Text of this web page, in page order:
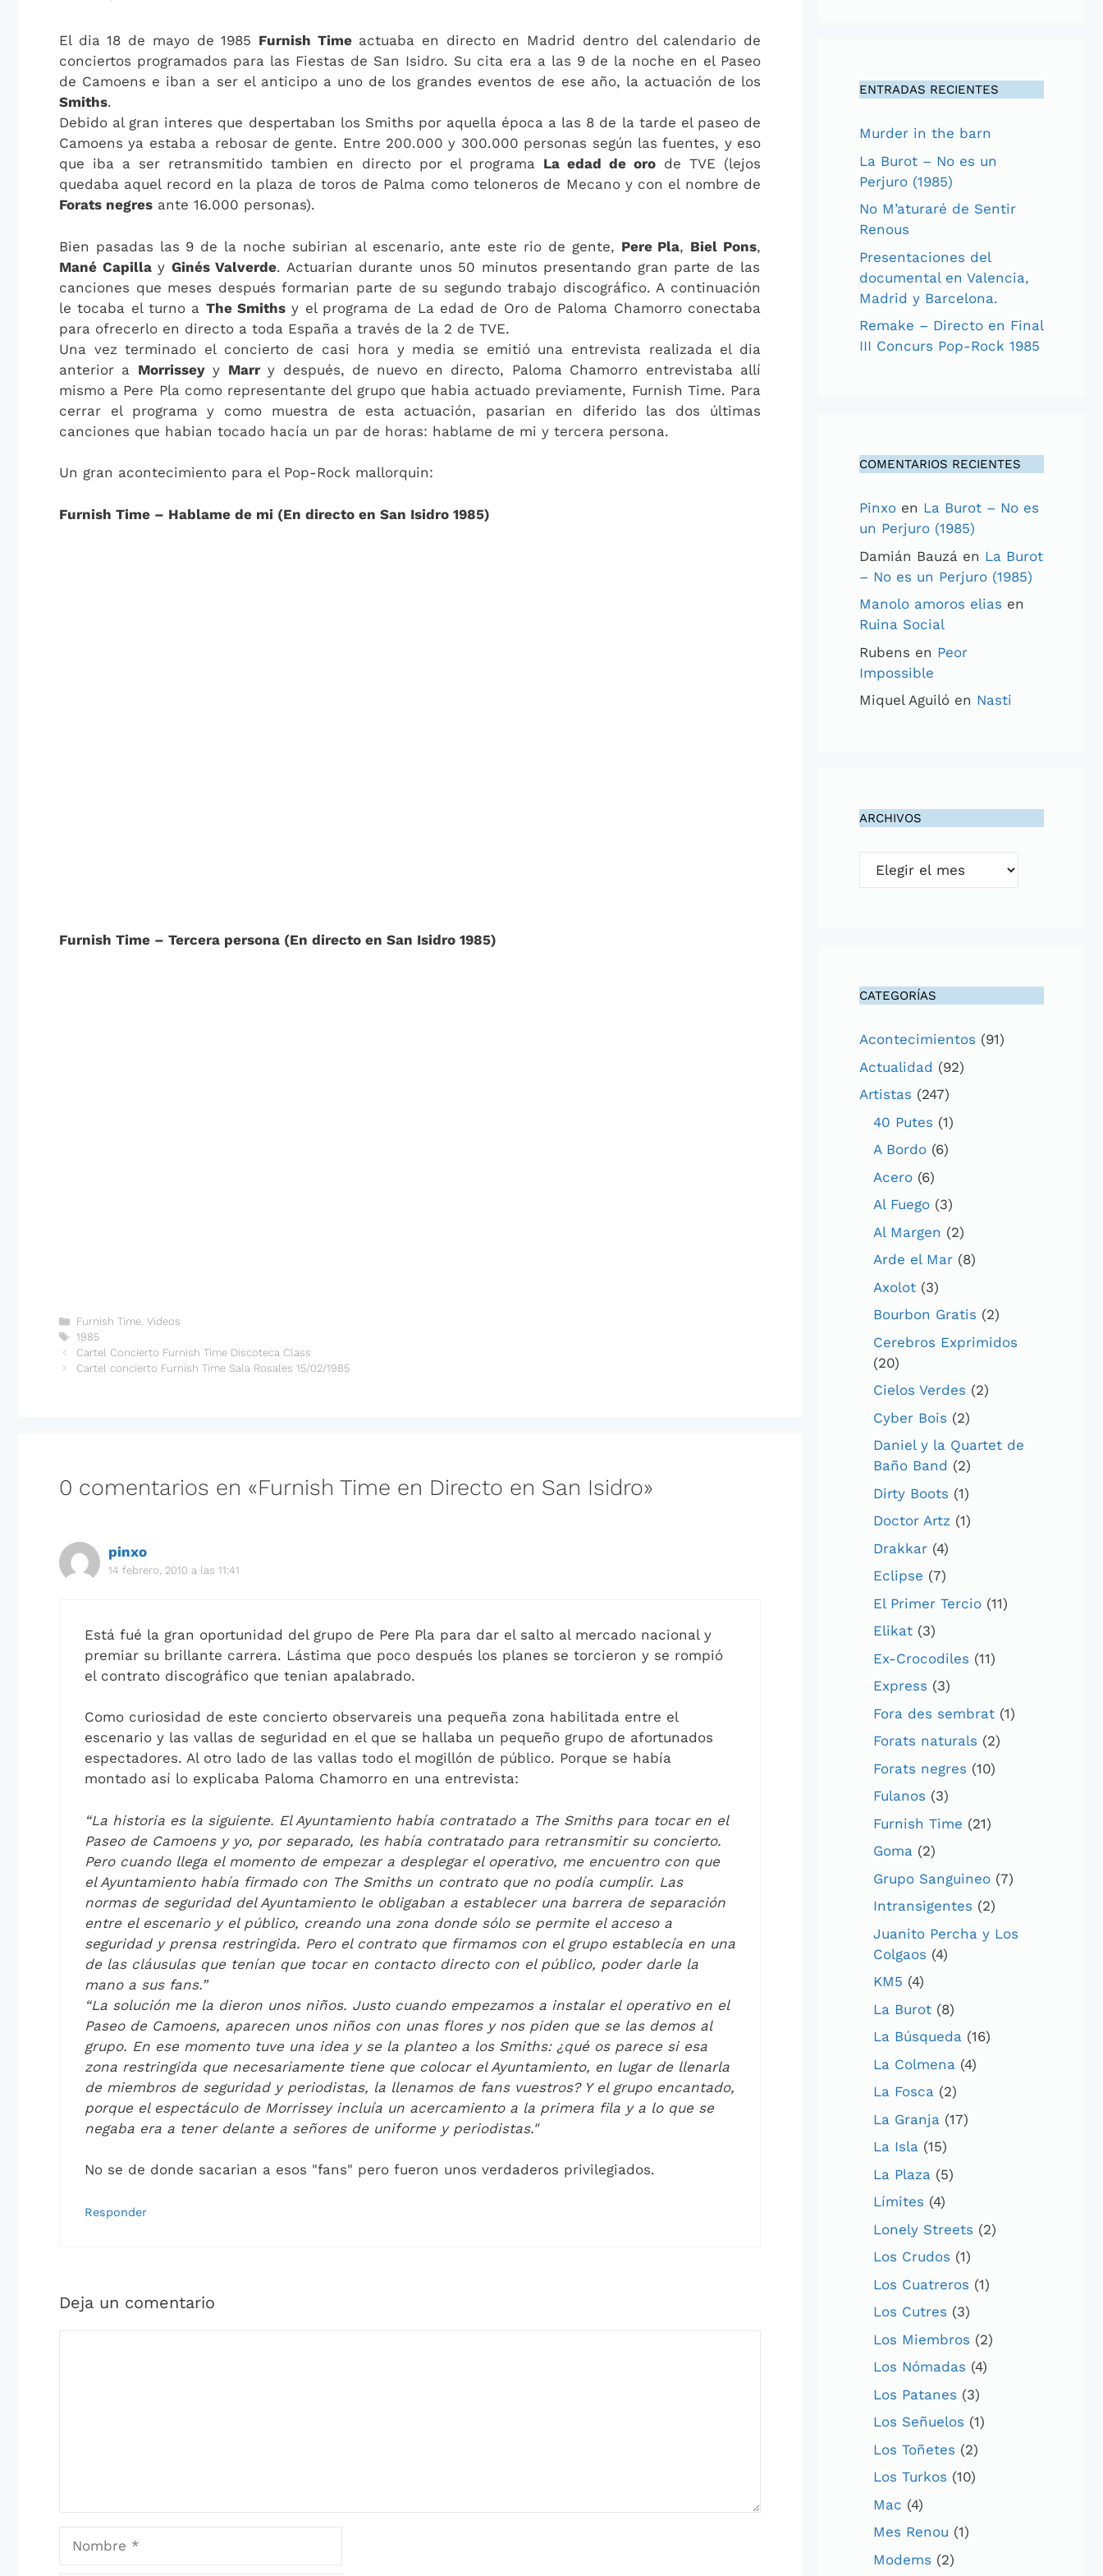
El dia 18 de mayo de 1985 Furnish Timeactuaba en directo en Madrid dentro del calendario de
conciertos programados para las Fiestas de San Isidro. Su cita era a las 9 de la noche en el Paseo
de Camoens e iban a ser el anticipo a uno de los grandes eventos de ese año, la actuación de los
Smiths.
Debido al gran interes que despertaban los Smiths por aquella época a las 8 de la tarde el paseo de
Camoens ya estaba a rebosar de gente. Entre 200.000 y 300.000 personas según las fuentes, y eso
que iba a ser retransmitido tambien en directo por el programa La edad de oro de TVE (lejos
quedaba aquel record en la plaza de toros de Palma como teloneros de Mecano y con el nombre de
Forats negres ante 16.000 personas).
Bien pasadas las 9 de la noche subirian al escenario, ante este rio de gente, Pere Pla, Biel Pons,
Mané Capillay Ginés Valverde. Actuarian durante unos 50 minutos presentando gran parte de las
canciones que meses después formarian parte de su segundo trabajo discográfico. A continuación
le tocaba el turno a The Smiths y el programa de La edad de Oro de Paloma Chamorro conectaba
para ofrecerlo en directo a toda España a través de la 2 de TVE.
Una vez terminado el concierto de casi hora y media se emitió una entrevista realizada el dia
anterior a Morrisseyy Marry después, de nuevo en directo, Paloma Chamorro entrevistaba allí
mismo a Pere Pla como representante del grupo que habia actuado previamente, Furnish Time. Para
cerrar el programa y como muestra de esta actuación, pasarian en diferido las dos últimas
canciones que habian tocado hacía un par de horas: hablame de mi y tercera persona.
Un gran acontecimiento para el Pop-Rock mallorquin:
Furnish Time – Hablame de mi (En directo en San Isidro 1985)
Furnish Time – Tercera persona (En directo en San Isidro 1985)
Categorías
Furnish Time, Videos
Etiquetas
1985
Cartel Concierto Furnish Time Discoteca Class
Cartel concierto Furnish Time Sala Rosales 15/02/1985
0 comentarios en «Furnish Time en Directo en San Isidro»
pinxo
14 febrero, 2010 a las 11:41
Está fué la gran oportunidad del grupo de Pere Pla para dar el salto al mercado nacional y
premiar su brillante carrera. Lástima que poco después los planes se torcieron y se rompió
el contrato discográfico que tenian apalabrado.
Como curiosidad de este concierto observareis una pequeña zona habilitada entre el
escenario y las vallas de seguridad en el que se hallaba un pequeño grupo de afortunados
espectadores. Al otro lado de las vallas todo el mogillón de público. Porque se había
montado así lo explicaba Paloma Chamorro en una entrevista:
“La historia es la siguiente. El Ayuntamiento había contratado a The Smiths para tocar en el
Paseo de Camoens y yo, por separado, les había contratado para retransmitir su concierto.
Pero cuando llega el momento de empezar a desplegar el operativo, me encuentro con que
el Ayuntamiento había firmado con The Smiths un contrato que no podía cumplir. Las
normas de seguridad del Ayuntamiento le obligaban a establecer una barrera de separación
entre el escenario y el público, creando una zona donde sólo se permite el acceso a
seguridad y prensa restringida. Pero el contrato que firmamos con el grupo establecía en una
de las cláusulas que tenían que tocar en contacto directo con el público, poder darle la
mano a sus fans.”
“La solución me la dieron unos niños. Justo cuando empezamos a instalar el operativo en el
Paseo de Camoens, aparecen unos niños con unas flores y nos piden que se las demos al
grupo. En ese momento tuve una idea y se la planteo a los Smiths: ¿qué os parece si esa
zona restringida que necesariamente tiene que colocar el Ayuntamiento, en lugar de llenarla
de miembros de seguridad y periodistas, la llenamos de fans vuestros? Y el grupo encantado,
porque el espectáculo de Morrissey incluía un acercamiento a la primera fila y a lo que se
negaba era a tener delante a señores de uniforme y periodistas."
No se de donde sacarian a esos "fans" pero fueron unos verdaderos privilegiados.
Responder
Deja un comentario
Nombre
ENTRADAS RECIENTES
Murder in the barn
La Burot – No es un
Perjuro (1985)
No M’aturaré de Sentir
Renous
Presentaciones del
documental en Valencia,
Madrid y Barcelona.
Remake – Directo en Final
III Concurs Pop-Rock 1985
COMENTARIOS RECIENTES
Pinxo en La Burot – No es
un Perjuro (1985)
Damián Bauzá en La Burot
– No es un Perjuro (1985)
Manolo amoros elias en
Ruina Social
Rubens en Peor
Impossible
Miquel Aguiló en Nasti
ARCHIVOS
Archivos
CATEGORÍAS
Acontecimientos (91)
Actualidad (92)
Artistas (247)
40 Putes (1)
A Bordo (6)
Acero (6)
Al Fuego (3)
Al Margen (2)
Arde el Mar (8)
Axolot (3)
Bourbon Gratis (2)
Cerebros Exprimidos
(20)
Cielos Verdes (2)
Cyber Bois (2)
Daniel y la Quartet de
Baño Band (2)
Dirty Boots (1)
Doctor Artz (1)
Drakkar (4)
Eclipse (7)
El Primer Tercio (11)
Elikat (3)
Ex-Crocodiles (11)
Express (3)
Fora des sembrat (1)
Forats naturals (2)
Forats negres (10)
Fulanos (3)
Furnish Time (21)
Goma (2)
Grupo Sanguineo (7)
Intransigentes (2)
Juanito Percha y Los
Colgaos (4)
KM5 (4)
La Burot (8)
La Búsqueda (16)
La Colmena (4)
La Fosca (2)
La Granja (17)
La Isla (15)
La Plaza (5)
Límites (4)
Lonely Streets (2)
Los Crudos (1)
Los Cuatreros (1)
Los Cutres (3)
Los Miembros (2)
Los Nómadas (4)
Los Patanes (3)
Los Señuelos (1)
Los Toñetes (2)
Los Turkos (10)
Mac (4)
Mes Renou (1)
Modems (2)